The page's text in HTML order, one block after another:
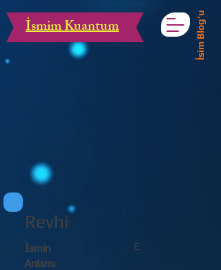
İsmim Kuantum İsim Blog'u
Revhi
E
İsmin
Anlamı